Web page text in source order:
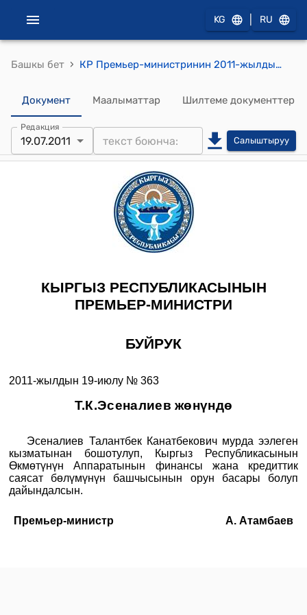
KG RU
Башкы бет › КР Премьер-министринин 2011-жылдын 19-июлундагы № 363 "Т.К.Эсеналиев жөнүндө" буйругу
Документ Маалыматтар Шилтеме документтер
Редакция
19.07.2011 Салыштыруу